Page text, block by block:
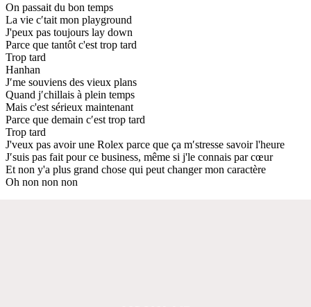
On passait du bon temps
La vie c′tait mon playground
J'peux pas toujours lay down
Parce que tantôt c'est trop tard
Trop tard
Hanhan
J′me souviens des vieux plans
Quand j′chillais à plein temps
Mais c'est sérieux maintenant
Parce que demain c′est trop tard
Trop tard
J'veux pas avoir une Rolex parce que ça m′stresse savoir l'heure
J′suis pas fait pour ce business, même si j'le connais par cœur
Et non y'a plus grand chose qui peut changer mon caractère
Oh non non non